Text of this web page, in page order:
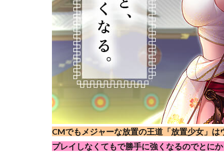
CMでもメジャーな放置の王道「放置少女」は
プレイしなくてもで勝手に強くなるのでとに